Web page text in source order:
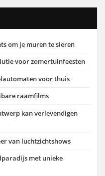
om je muren te sieren
voor zomertuinfeesten
voor thuis
raamfilms
kan verlevendigen
van luchtzichtshows
met unieke